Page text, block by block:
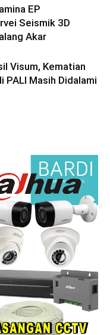
EP
Seismik 3D
Akar
Visum, Kematian
PALI Masih Didalami